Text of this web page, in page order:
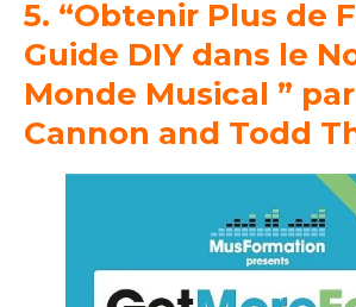
5. “Obtenir Plus de
Guide DIY dans le
Monde Musical ”
Cannon and Todd